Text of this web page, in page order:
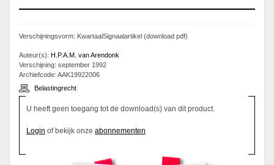
Verschijningsvorm: KwartaalSignaalartikel (download pdf)
Auteur(s): H.P.A.M. van Arendonk
Verschijning: september 1992
Archiefcode: AAK19922006
Belastingrecht
U heeft geen toegang tot de download(s) van dit product.
Login of bekijk onze abonnementen